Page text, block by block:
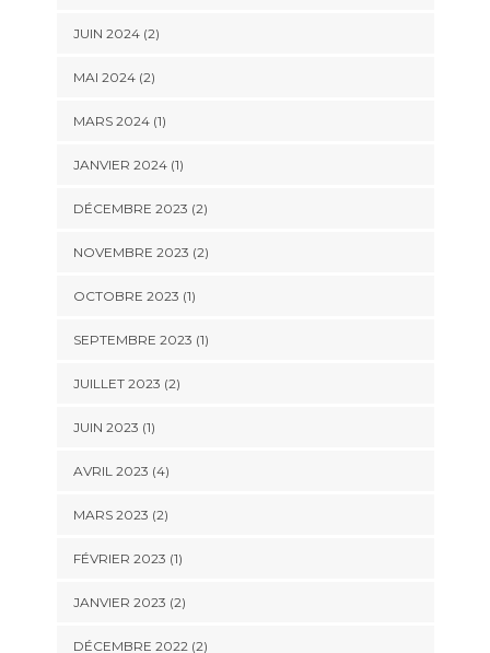
JUIN 2024(2)
MAI 2024(2)
MARS 2024(1)
JANVIER 2024(1)
DÉCEMBRE 2023 (2)
NOVEMBRE 2023 (2)
OCTOBRE 2023 (1)
SEPTEMBRE 2023 (1)
JUILLET 2023 (2)
JUIN 2023 (1)
AVRIL 2023 (4)
MARS 2023 (2)
FÉVRIER 2023 (1)
JANVIER 2023 (2)
DÉCEMBRE 2022(2)